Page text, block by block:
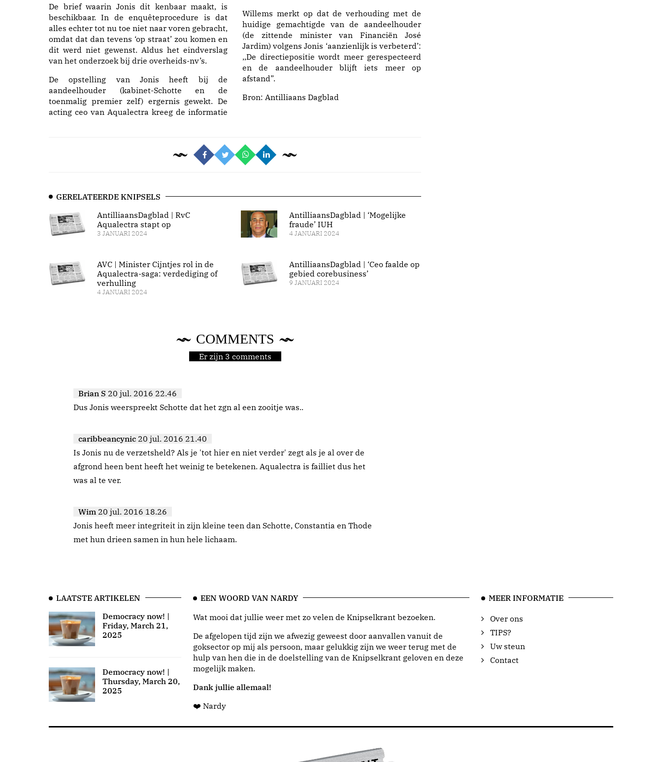
De brief waarin Jonis dit kenbaar maakt, is
beschikbaar. In de enquêteprocedure is dat
alles echter tot nu toe niet naar voren gebracht,
omdat dat dan tevens ‘op straat’ zou komen en
dit werd niet gewenst. Aldus het eindverslag
van het onderzoek bij drie overheids-nv’s.
De opstelling van Jonis heeft bij de
aandeelhouder (kabinet-Schotte en de
toenmalig premier zelf) ergernis gewekt. De
acting ceo van Aqualectra kreeg de informatie
Willems merkt op dat de verhouding met de
huidige gemachtigde van de aandeelhouder
(de zittende minister van Financiën José
Jardim) volgens Jonis ‘aanzienlijk is verbeterd’:
,,De directiepositie wordt meer gerespecteerd
en de aandeelhouder blijft iets meer op
afstand”.
Bron: Antilliaans Dagblad
GERELATEERDE KNIPSELS
AntilliaansDagblad | RvC
Aqualectra stapt op
3 JANUARI 2024
AVC | Minister Cijntjes rol in de
Aqualectra-saga: verdediging of
verhulling
4 JANUARI 2024
AntilliaansDagblad | ‘Mogelijke
fraude’ IUH
4 JANUARI 2024
AntilliaansDagblad | ‘Ceo faalde op
gebied corebusiness’
9 JANUARI 2024
COMMENTS
Er zijn 3 comments
Brian S 20 jul. 2016 22.46
Dus Jonis weerspreekt Schotte dat het zgn al een zooitje was..
caribbeancynic 20 jul. 2016 21.40
Is Jonis nu de verzetsheld? Als je 'tot hier en niet verder' zegt als je al over de
afgrond heen bent heeft het weinig te betekenen. Aqualectra is failliet dus het
was al te ver.
Wim 20 jul. 2016 18.26
Jonis heeft meer integriteit in zijn kleine teen dan Schotte, Constantia en Thode
met hun drieen samen in hun hele lichaam.
LAATSTE ARTIKELEN
Democracy now! |
Friday, March 21,
2025
Democracy now! |
Thursday, March 20,
2025
EEN WOORD VAN NARDY
Wat mooi dat jullie weer met zo velen de Knipselkrant bezoeken.
De afgelopen tijd zijn we afwezig geweest door aanvallen vanuit de
goksector op mij als persoon, maar gelukkig zijn we weer terug met de
hulp van hen die in de doelstelling van de Knipselkrant geloven en deze
mogelijk maken.
Dank jullie allemaal!
❤️ Nardy
MEER INFORMATIE
Over ons
TIPS?
Uw steun
Contact